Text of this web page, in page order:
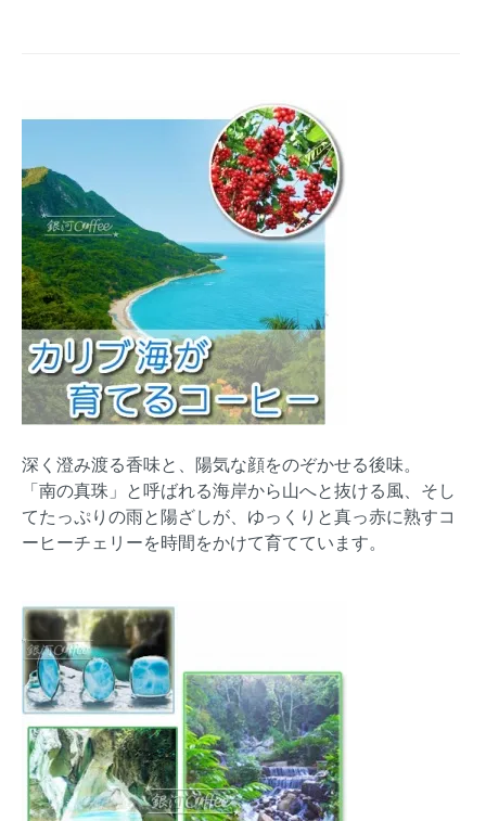
深く澄み渡る香味と、陽気な顔をのぞかせる後味。
「南の真珠」と呼ばれる海岸から山へと抜ける風、そし
てたっぷりの雨と陽ざしが、ゆっくりと真っ赤に熟すコ
ーヒーチェリーを時間をかけて育てています。